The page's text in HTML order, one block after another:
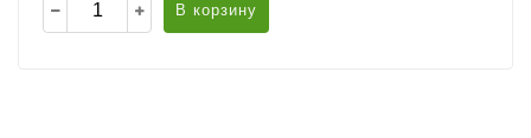
В корзину